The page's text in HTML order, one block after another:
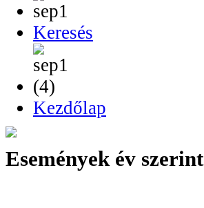
Keresés
Kezdőlap
Események év szerint